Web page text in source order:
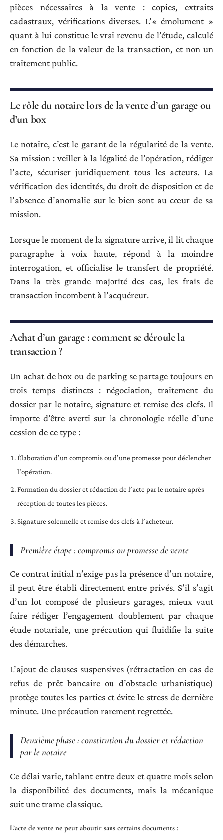
pièces nécessaires à la vente : copies, extraits
cadastraux, vérifications diverses. L’« émolument »
quant à lui constitue le vrai revenu de l’étude, calculé
en fonction de la valeur de la transaction, et non un
traitement public.
Le rôle du notaire lors de la vente d’un garage ou
d’un box
Le notaire, c’est le garant de la régularité de la vente.
Sa mission : veiller à la légalité de l’opération, rédiger
l’acte, sécuriser juridiquement tous les acteurs. La
vérification des identités, du droit de disposition et de
l’absence d’anomalie sur le bien sont au cœur de sa
mission.
Lorsque le moment de la signature arrive, il lit chaque
paragraphe à voix haute, répond à la moindre
interrogation, et officialise le transfert de propriété.
Dans la très grande majorité des cas, les frais de
transaction incombent à l’acquéreur.
Achat d’un garage : comment se déroule la
transaction ?
Un achat de box ou de parking se partage toujours en
trois temps distincts : négociation, traitement du
dossier par le notaire, signature et remise des clefs. Il
importe d’être averti sur la chronologie réelle d’une
cession de ce type :
Élaboration d’un compromis ou d’une promesse pour déclencher
l’opération.
Formation du dossier et rédaction de l’acte par le notaire après
réception de toutes les pièces.
Signature solennelle et remise des clefs à l’acheteur.
Première étape : compromis ou promesse de vente
Ce contrat initial n’exige pas la présence d’un notaire,
il peut être établi directement entre privés. S’il s’agit
d’un lot composé de plusieurs garages, mieux vaut
faire rédiger l’engagement doublement par chaque
étude notariale, une précaution qui fluidifie la suite
des démarches.
L’ajout de clauses suspensives (rétractation en cas de
refus de prêt bancaire ou d’obstacle urbanistique)
protège toutes les parties et évite le stress de dernière
minute. Une précaution rarement regrettée.
Deuxième phase : constitution du dossier et rédaction
par le notaire
Ce délai varie, tablant entre deux et quatre mois selon
la disponibilité des documents, mais la mécanique
suit une trame classique.
L’acte de vente ne peut aboutir sans certains documents :